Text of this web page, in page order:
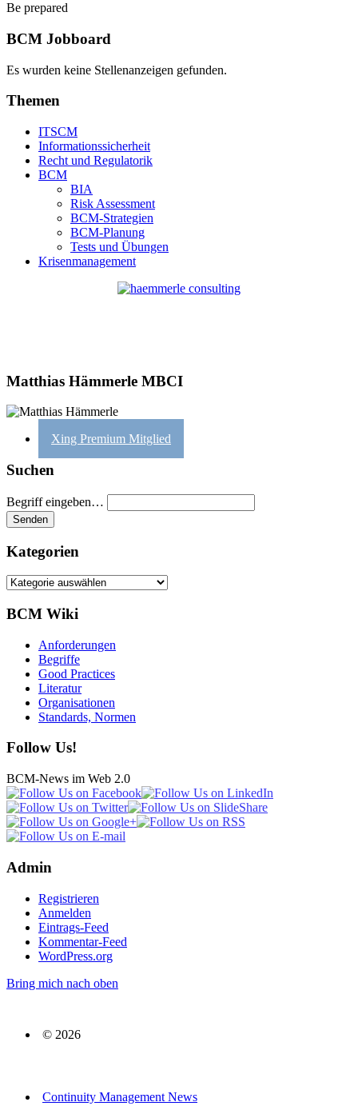
Be prepared
BCM Jobboard
Es wurden keine Stellenanzeigen gefunden.
Themen
ITSCM
Informationssicherheit
Recht und Regulatorik
BCM
BIA
Risk Assessment
BCM-Strategien
BCM-Planung
Tests und Übungen
Krisenmanagement
Matthias Hämmerle MBCI
Xing Premium Mitglied
Suchen
Begriff eingeben…
Kategorien
Kategorien
BCM Wiki
Anforderungen
Begriffe
Good Practices
Literatur
Organisationen
Standards, Normen
Follow Us!
BCM-News im Web 2.0
Admin
Registrieren
Anmelden
Eintrags-Feed
Kommentar-Feed
WordPress.org
Bring mich nach oben
© 2026
Continuity Management News